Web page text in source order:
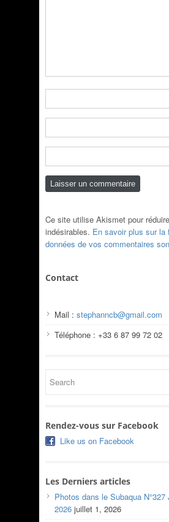
Ce site utilise Akismet pour
indésirables. En savoir plus sur la
données de vos commentaires
Contact
Mail : stephanncb@gmail.com
Téléphone : +33 6 87 99 72 02
Rendez-vous sur Facebook
Like us on Facebook
Les Derniers articles
Photos dans le Subaqua
2026 juillet 1, 2026